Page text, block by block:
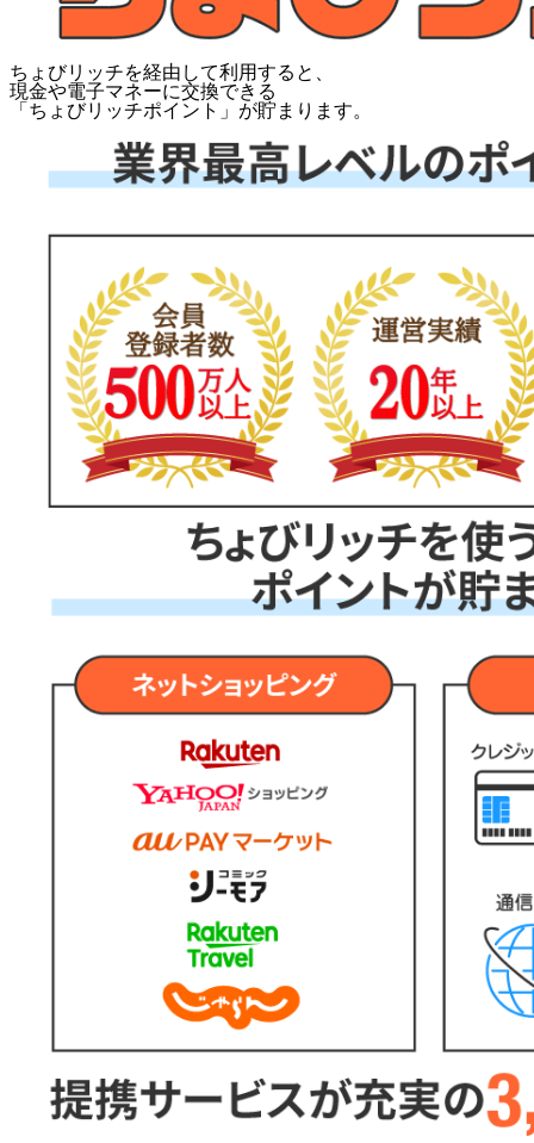
ちょびリッチを経由して利用すると、
現金や電子マネーに交換できる
「 ちょびリッチポイント 」が貯まります。